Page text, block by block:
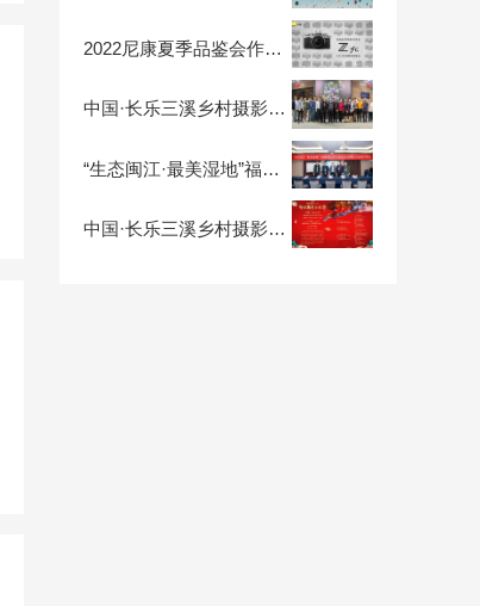
2022尼康夏季品鉴会作品征集【7月27日截稿在即】
中国·长乐三溪乡村摄影文化节丨福建企摄协影展精彩回顾
“生态闽江·最美湿地”福建闽江河口湿地生态摄影作品入选名单揭晓公示
中国·长乐三溪乡村摄影文化节抢先看丨福建省企业家摄影协会《人与自然》摄影展暨《相画同源》——林勇摄影作品展